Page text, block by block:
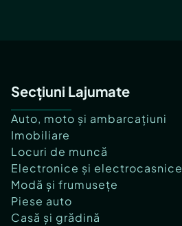
Secțiuni Lajumate
Auto, moto și ambarcațiuni
Imobiliare
Locuri de muncă
Electronice și electrocasnice
Modă și frumusețe
Piese auto
Casă și grădină